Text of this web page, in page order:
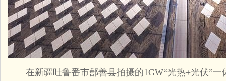
在新疆吐鲁番市鄯善县拍摄的1GW“光热+光伏”一